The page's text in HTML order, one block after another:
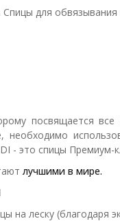
для обвязывания
посвящается
- это спицы Премиум-
лучшими в мире.
на леску (благодаря